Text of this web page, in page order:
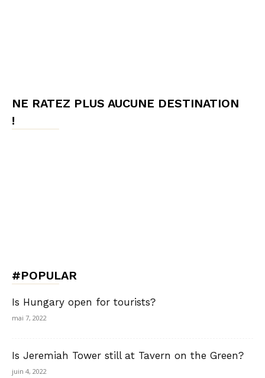
NE RATEZ PLUS AUCUNE DESTINATION
!
#POPULAR
Is Hungary open for tourists?
mai 7, 2022
Is Jeremiah Tower still at Tavern on the Green?
juin 4, 2022